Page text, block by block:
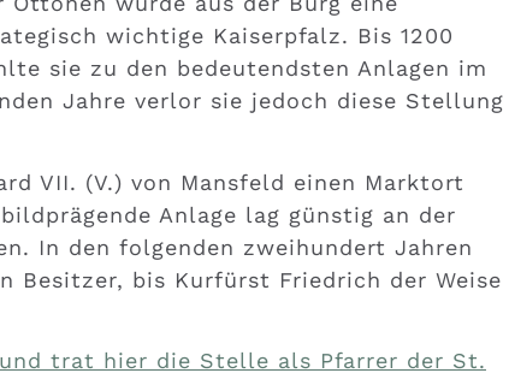
wichtige Kaiserpfalz. Bis 1200
sie zu den bedeutendsten Anlagen im
Jahre verlor sie jedoch diese Stellung
VII. (V.) von Mansfeld einen Marktort
Anlage lag günstig an der
In den folgenden zweihundert Jahren
Besitzer, bis Kurfürst Friedrich der Weise
trat hier die Stelle als Pfarrer der St.